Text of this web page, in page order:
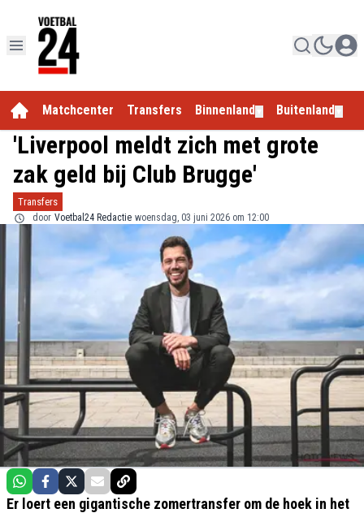
Matchcenter Transfers Binnenland Buitenland
'Liverpool meldt zich met grote
zak geld bij Club Brugge'
Transfers
door Voetbal24 Redactie woensdag, 03 juni 2026 om 12:00
Er loert een gigantische zomertransfer om de hoek in het